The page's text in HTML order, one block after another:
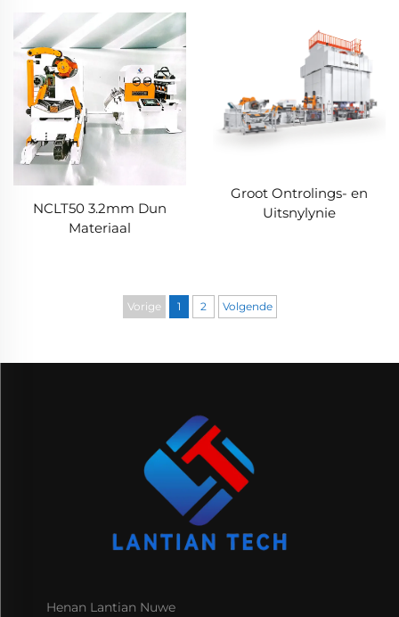
NCLT50 3.2mm Dun
Materiaal
Groot Ontrolings- en
Uitsnylynie
Vorige 1 2 Volgende
Henan Lantian Nuwe